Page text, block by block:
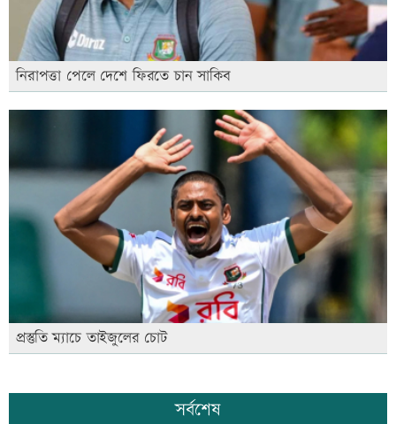
নিরাপত্তা পেলে দেশে ফিরতে চান সাকিব
প্রস্তুতি ম্যাচে তাইজুলের চোট
সর্বশেষ